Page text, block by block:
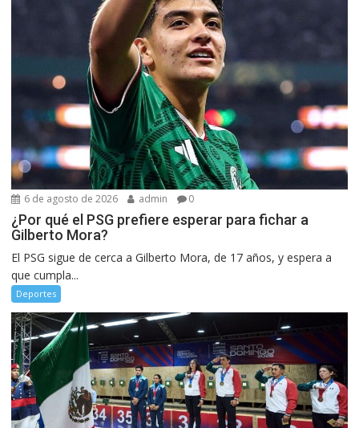
6 de agosto de 2026 admin 0
¿Por qué el PSG prefiere esperar para fichar a
Gilberto Mora?
El PSG sigue de cerca a Gilberto Mora, de 17 años, y espera a
que cumpla...
Deportes